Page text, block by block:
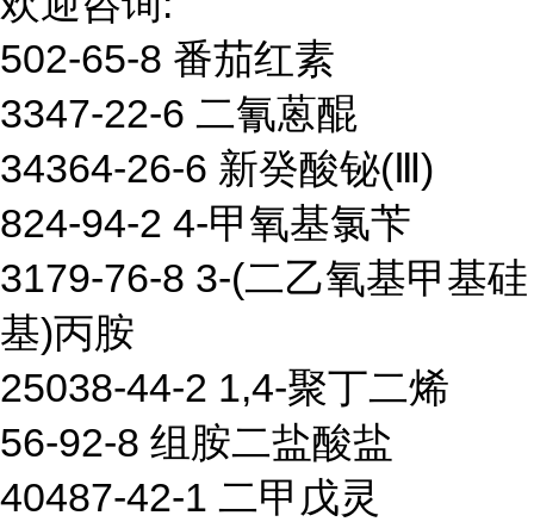
502-65-8 番茄红素
3347-22-6 二氰蒽醌
34364-26-6 新癸酸铋(Ⅲ)
824-94-2 4-甲氧基氯苄
3179-76-8 3-(二乙氧基甲基硅
基)丙胺
25038-44-2 1,4-聚丁二烯
56-92-8 组胺二盐酸盐
40487-42-1 二甲戊灵